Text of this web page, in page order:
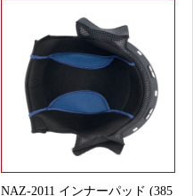
NAZ-2011 インナーパッド (385